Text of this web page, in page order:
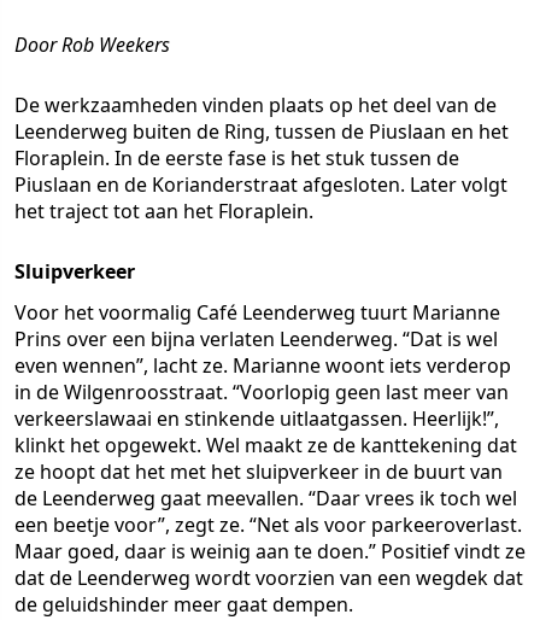
Door Rob Weekers
De werkzaamheden vinden plaats op het deel van de
Leenderweg buiten de Ring, tussen de Piuslaan en het
Floraplein. In de eerste fase is het stuk tussen de
Piuslaan en de Korianderstraat afgesloten. Later volgt
het traject tot aan het Floraplein.
Sluipverkeer
Voor het voormalig Café Leenderweg tuurt Marianne
Prins over een bijna verlaten Leenderweg. “Dat is wel
even wennen”, lacht ze. Marianne woont iets verderop
in de Wilgenroosstraat. “Voorlopig geen last meer van
verkeerslawaai en stinkende uitlaatgassen. Heerlijk!”,
klinkt het opgewekt. Wel maakt ze de kanttekening dat
ze hoopt dat het met het sluipverkeer in de buurt van
de Leenderweg gaat meevallen. “Daar vrees ik toch wel
een beetje voor”, zegt ze. “Net als voor parkeeroverlast.
Maar goed, daar is weinig aan te doen.” Positief vindt ze
dat de Leenderweg wordt voorzien van een wegdek dat
de geluidshinder meer gaat dempen.